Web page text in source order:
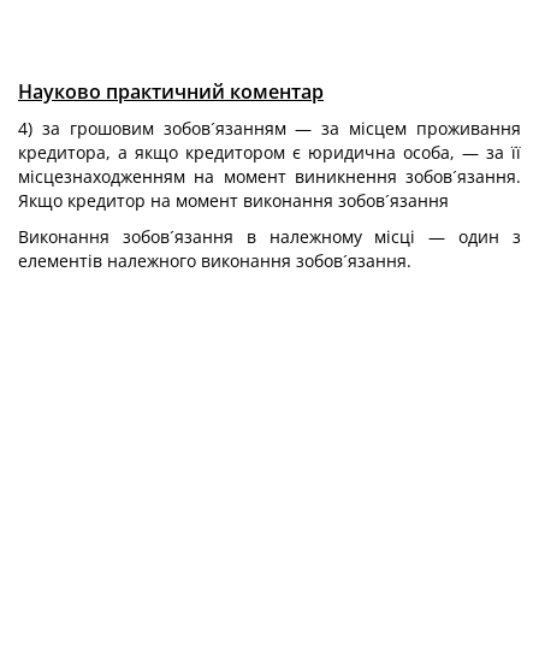
Науково практичний коментар
4) за грошовим зобов´язанням — за місцем проживання
кредитора, а якщо кредитором є юридична особа, — за її
місцезнаходженням на момент виникнення зобов´язання.
Якщо кредитор на момент виконання зобов´язання
Виконання зобов´язання в належному місці — один з
елементів належного виконання зобов´язання.